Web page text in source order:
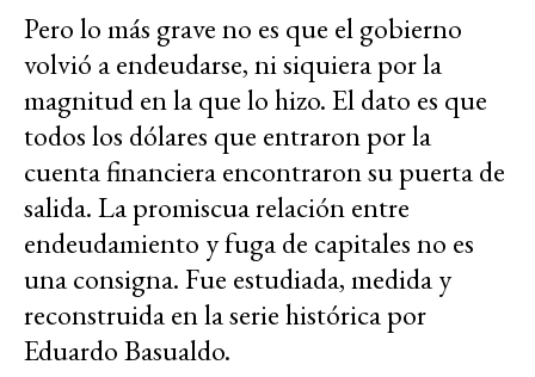
Pero lo más grave no es que el gobierno
volvió a endeudarse, ni siquiera por la
magnitud en la que lo hizo. El dato es que
todos los dólares que entraron por la
cuenta financiera encontraron su puerta de
salida. La promiscua relación entre
endeudamiento y fuga de capitales no es
una consigna. Fue estudiada, medida y
reconstruida en la serie histórica por
Eduardo Basualdo.